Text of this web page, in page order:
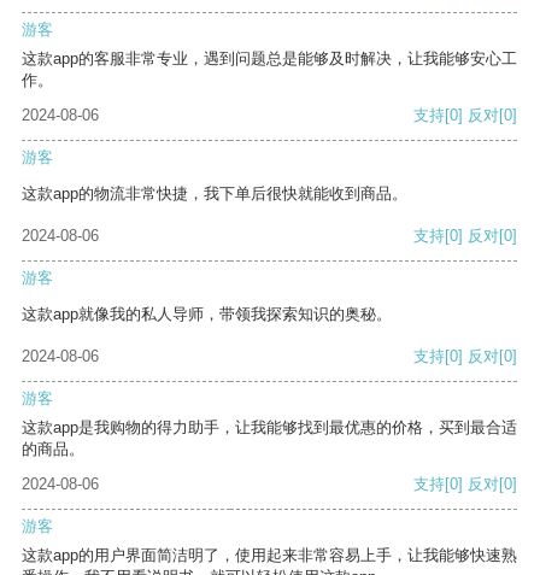
游客
这款app的客服非常专业，遇到问题总是能够及时解决，让我能够安心工
作。
2024-08-06
支持[0] 反对[0]
游客
这款app的物流非常快捷，我下单后很快就能收到商品。
2024-08-06 支持[0] 反对[0]
游客
这款app就像我的私人导师，带领我探索知识的奥秘。
2024-08-06 支持[0] 反对[0]
游客
这款app是我购物的得力助手，让我能够找到最优惠的价格，买到最合适
的商品。
2024-08-06
支持[0] 反对[0]
游客
这款app的用户界面简洁明了，使用起来非常容易上手，让我能够快速熟